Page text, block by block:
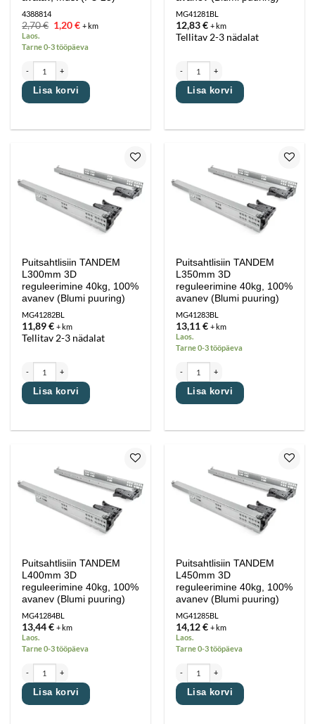
4388814
2,70€ Esialgne
hind
oli:
2,70 €.
1,20€Praegune
1,20 €.
+ km
Laos.
Tarne 0-3 tööpäeva
Lisa korvi
MG41281BL
12,83€ + km
Tellitav 2-3 nädalat
Lisa korvi
Lisa
lemmikutesse
Puitsahtlisiin TANDEM
L300mm 3D
reguleerimine 40kg, 100%
avanev (Blumi puuring)
MG41282BL
11,89€ + km
Tellitav 2-3 nädalat
Lisa korvi
Lisa
lemmikutesse
Puitsahtlisiin TANDEM
L350mm 3D
reguleerimine 40kg, 100%
avanev (Blumi puuring)
MG41283BL
13,11€ + km
Laos.
Tarne 0-3 tööpäeva
Lisa korvi
Lisa
lemmikutesse
Puitsahtlisiin TANDEM
L400mm 3D
reguleerimine 40kg, 100%
avanev (Blumi puuring)
MG41284BL
13,44€ + km
Laos.
Tarne 0-3 tööpäeva
Lisa korvi
Lisa
lemmikutesse
Puitsahtlisiin TANDEM
L450mm 3D
reguleerimine 40kg, 100%
avanev (Blumi puuring)
MG41285BL
14,12€ + km
Laos.
Tarne 0-3 tööpäeva
Lisa korvi